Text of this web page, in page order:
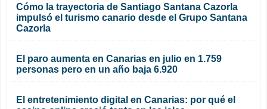
Cómo la trayectoria de Santiago Santana Cazorla
impulsó el turismo canario desde el Grupo Santana
Cazorla
El paro aumenta en Canarias en julio en 1.759
personas pero en un año baja 6.920
El entretenimiento digital en Canarias: por qué el